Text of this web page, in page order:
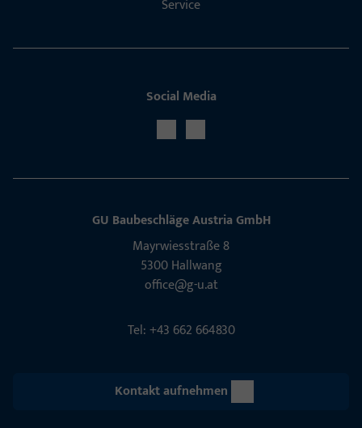
Service
Social Media
GU Baubeschläge Aus­tria GmbH
Mayrwies­straße 8
5300 Hall­wang
office@g-u.at
Tel: +43 662 664830
Kontakt aufnehmen